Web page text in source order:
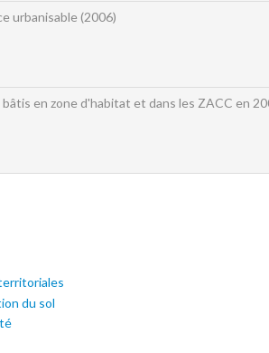
du sol
urbanisable (2006)
en zone d'habitat et dans les ZACC en